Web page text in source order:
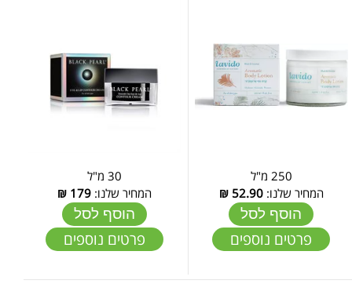
250 מ"ל
המחיר שלנו:52.90
₪
הוסף לסל
פרטים נוספים
המחיר שלנו:179
₪
הוסף לסל
פרטים נוספים